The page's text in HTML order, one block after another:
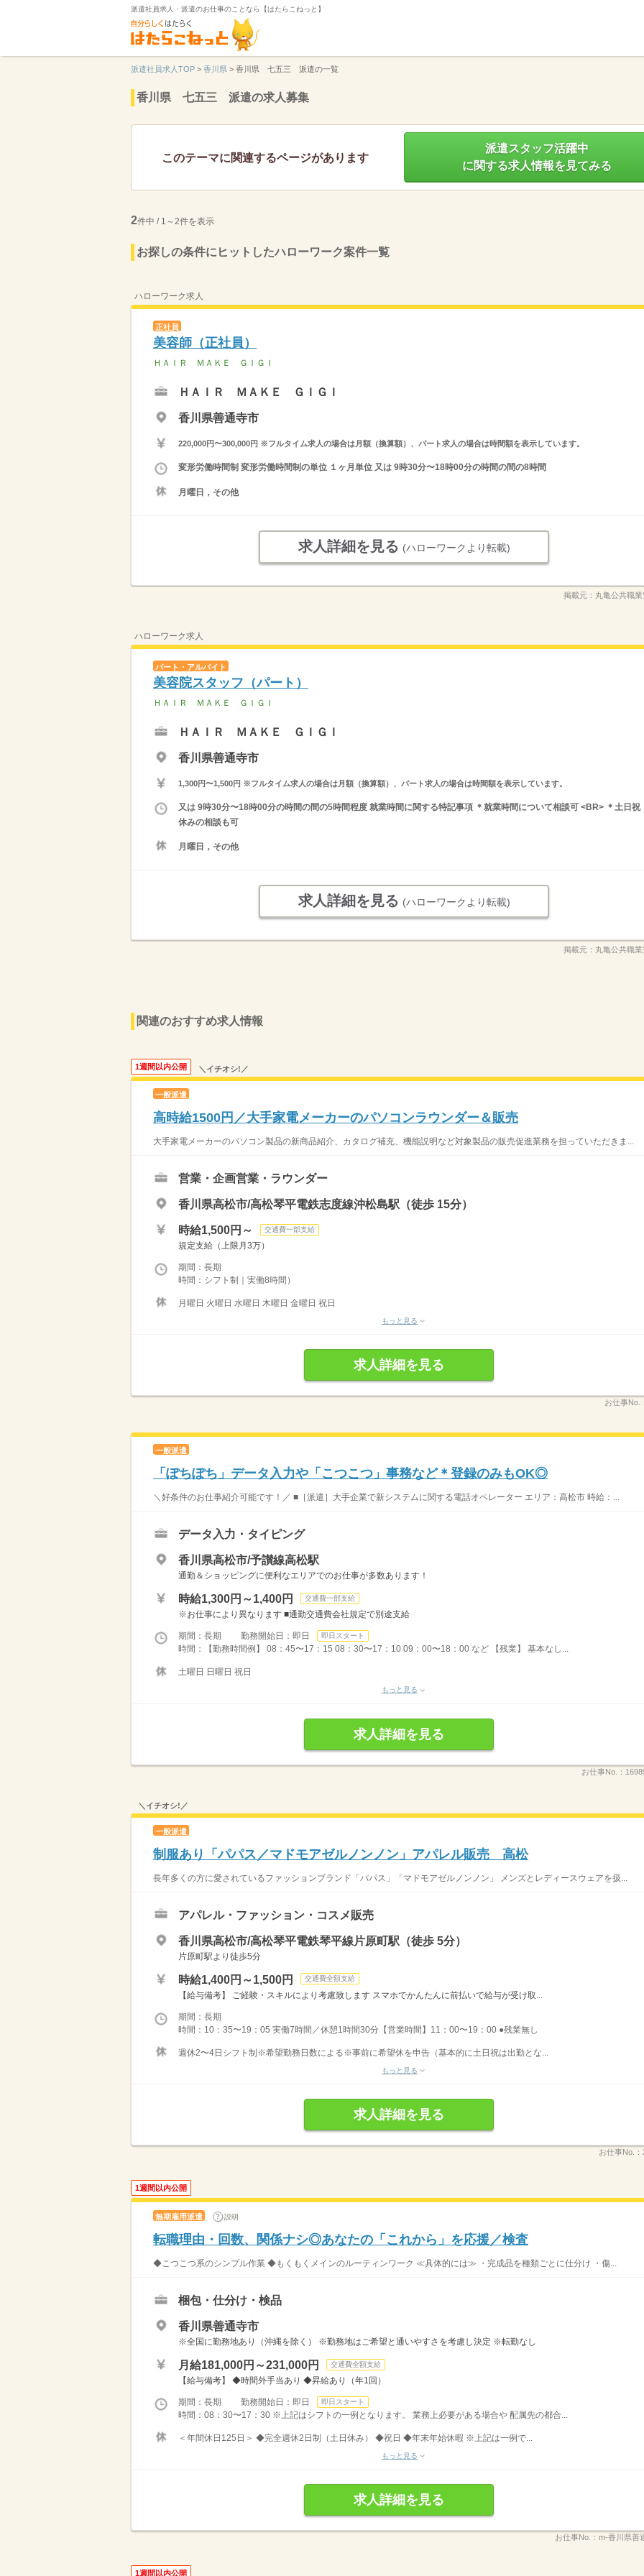
派遣社員求人・派遣のお仕事のことなら【はたらこねっと】
派遣社員求人TOP > 香川県 > 香川県 七五三 派遣の一覧
香川県 七五三 派遣の求人募集
このテーマに関連するページがあります
派遣スタッフ活躍中
に関する求人情報を見てみる
2件中 / 1～2件を表示
お探しの条件にヒットしたハローワーク案件一覧
ハローワーク求人
正社員
美容師（正社員）
ＨＡＩＲ ＭＡＫＥ ＧＩＧＩ
ＨＡＩＲ ＭＡＫＥ ＧＩＧＩ
香川県善通寺市
220,000円〜300,000円 ※フルタイム求人の場合は月額（換算額）、パート求人の場合は時間額を表示しています。
変形労働時間制 変形労働時間制の単位 １ヶ月単位 又は 9時30分〜18時00分の時間の間の8時間
月曜日，その他
求人詳細を見る (ハローワークより転載)
掲載元： 丸亀公共職
ハローワーク求人
パート・アルバイト
美容院スタッフ（パート）
ＨＡＩＲ ＭＡＫＥ ＧＩＧＩ
ＨＡＩＲ ＭＡＫＥ ＧＩＧＩ
香川県善通寺市
1,300円〜1,500円 ※フルタイム求人の場合は月額（換算額）、パート求人の場合は時間額を表示しています。
又は 9時30分〜18時00分の時間の間の5時間程度 就業時間に関する特記事項 ＊就業時間について相談可 <BR> ＊土日祝
休みの相談も可
月曜日，その他
求人詳細を見る (ハローワークより転載)
掲載元： 丸亀公共職
関連のおすすめ求人情報
1週間以内公開 ＼イチオシ!／
一般派遣
高時給1500円／大手家電メーカーのパソコンラウンダー＆販売
大手家電メーカーのパソコン製品の新商品紹介、カタログ補充、機能説明など対象製品の販売促進業務を担っていただきま...
営業・企画営業・ラウンダー
香川県高松市/高松琴平電鉄志度線沖松島駅（徒歩 15分）
時給1,500円～ 交通費一部支給
規定支給（上限月3万）
期間：長期
時間：シフト制｜実働8時間）
月曜日 火曜日 水曜日 木曜日 金曜日 祝日
もっと見る
求人詳細を見る
お仕事No.：
一般派遣
「ぽちぽち」データ入力や「こつこつ」事務など＊登録のみもOK◎
＼好条件のお仕事紹介可能です！／ ■［派遣］大手企業で新システムに関する電話オペレーター エリア：高松市 時給：...
データ入力・タイピング
香川県高松市/予讃線高松駅
通勤＆ショッピングに便利なエリアでのお仕事が多数あります！
時給1,300円～1,400円 交通費一部支給
※お仕事により異なります ■通勤交通費会社規定で別途支給
期間：長期 勤務開始日：即日 即日スタート
時間：【勤務時間例】 08：45〜17：15 08：30〜17：10 09：00〜18：00 など 【残業】 基本なし...
土曜日 日曜日 祝日
もっと見る
求人詳細を見る
お仕事No.：
＼イチオシ!／
一般派遣
制服あり「パパス／マドモアゼルノンノン」アパレル販売 高松
長年多くの方に愛されているファッションブランド「パパス」「マドモアゼルノンノン」 メンズとレディースウェアを扱...
アパレル・ファッション・コスメ販売
香川県高松市/高松琴平電鉄琴平線片原町駅（徒歩 5分）
片原町駅より徒歩5分
時給1,400円～1,500円 交通費全額支給
【給与備考】 ご経験・スキルにより考慮致します スマホでかんたんに前払いで給与が受け取...
期間：長期
時間：10：35〜19：05 実働7時間／休憩1時間30分【営業時間】11：00〜19：00 ●残業無し
週休2〜4日シフト制※希望勤務日数による※事前に希望休を申告（基本的に土日祝は出勤とな...
もっと見る
求人詳細を見る
お仕事No.：
1週間以内公開
無期雇用派遣 説明
転職理由・回数、関係ナシ◎あなたの「これから」を応援／検査
◆こつこつ系のシンプル作業 ◆もくもくメインのルーティンワーク ≪具体的には≫ ・完成品を種類ごとに仕分け ・傷...
梱包・仕分け・検品
香川県善通寺市
※全国に勤務地あり（沖縄を除く） ※勤務地はご希望と通いやすさを考慮し決定 ※転勤なし
月給181,000円～231,000円 交通費全額支給
【給与備考】 ◆時間外手当あり ◆昇給あり（年1回）
期間：長期 勤務開始日：即日 即日スタート
時間：08：30〜17：30 ※上記はシフトの一例となります。 業務上必要がある場合や 配属先の都合...
＜年間休日125日＞ ◆完全週休2日制（土日休み） ◆祝日 ◆年末年始休暇 ※上記は一例で...
もっと見る
求人詳細を見る
お仕事No.： m-香川県善
1週間以内公開